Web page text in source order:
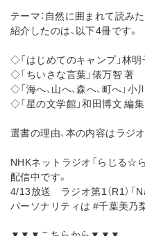
テーマ：自然に囲まれて読み
紹介したのは、以下4冊です。
◇「はじめてのキャンプ」林明
◇「ちいさな言葉」俵万智 著
◇「海へ、山へ、森へ、町へ」小
◇「星の文学館」和田博文 編集
選書の理由、本の内容はラジオ
NHKネットラジオ「らじる☆
配信中です。
4/13放送 ラジオ第1（R1）「
パーソナリティは #千葉美乃